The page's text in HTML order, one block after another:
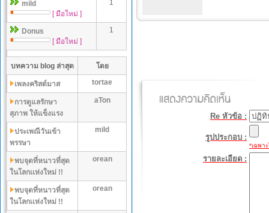
mild
[ มือใหม่ ]
1
Donus
[ มือใหม่ ]
1
บทความ blog ล่าสุด โดย
เพลงคริสต์มาส tortae
การดูแลรักษา
สุภาพ ให้แข็งแรง
aTon
ประเพณีวันเข้า
พรรษา
mild
พบจุดที่หนาวที่สุด
ในโลกเเห่งใหม่ !!
orean
พบจุดที่หนาวที่สุด
ในโลกเเห่งใหม่ !!
orean
Re หัวข้อ :
รูปประกอบ :
*เฉพา
รายละเอียด :